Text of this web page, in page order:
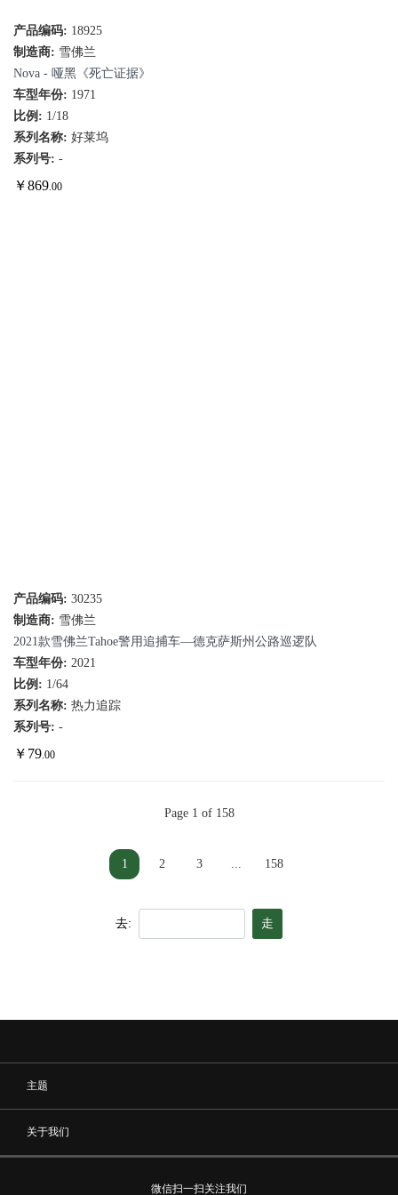
产品编码: 18925
制造商: 雪佛兰
Nova - 哑黑《死亡证据》
车型年份: 1971
比例: 1/18
系列名称: 好莱坞
系列号: -
￥869 .00
产品编码: 30235
制造商: 雪佛兰
2021款雪佛兰Tahoe警用追捕车—德克萨斯州公路巡逻队
车型年份: 2021
比例: 1/64
系列名称: 热力追踪
系列号: -
￥ 79.00
Page 1 of 158
1 2 3 ... 158
去: 走
主题
关于我们
微信扫一扫关注我们